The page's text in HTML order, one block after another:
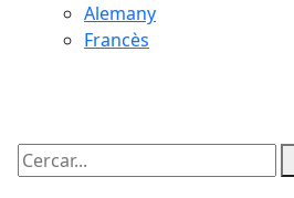
Alemany
Francès
Cercar: